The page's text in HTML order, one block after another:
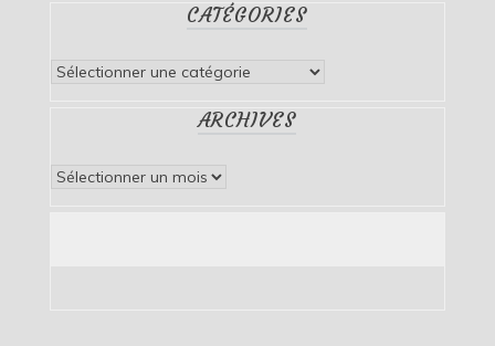
CATÉGORIES
Catégories
ARCHIVES
Archives